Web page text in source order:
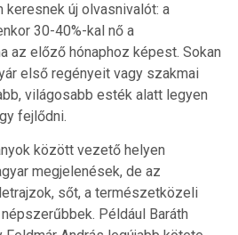
keresnek új olvasnivalót: a
30-40%-kal nő a
az előző hónaphoz képest. Sokan
első regényeit vagy szakmai
világosabb esték alatt legyen
fejlődni.
között vezető helyen
megjelenések, de az
sőt, a természetközeli
Például Baráth